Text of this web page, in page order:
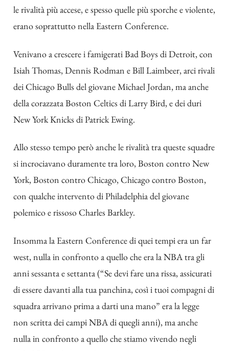
le rivalità più accese, e spesso quelle più sporche e violente,
erano soprattutto nella Eastern Conference.
Venivano a crescere i famigerati Bad Boys di Detroit, con
Isiah Thomas, Dennis Rodman e Bill Laimbeer, arci rivali
dei Chicago Bulls del giovane Michael Jordan, ma anche
della corazzata Boston Celtics di Larry Bird, e dei duri
New York Knicks di Patrick Ewing.
Allo stesso tempo però anche le rivalità tra queste squadre
si incrociavano duramente tra loro, Boston contro New
York, Boston contro Chicago, Chicago contro Boston,
con qualche intervento di Philadelphia del giovane
polemico e rissoso Charles Barkley.
Insomma la Eastern Conference di quei tempi era un far
west, nulla in confronto a quello che era la NBA tra gli
anni sessanta e settanta (“Se devi fare una rissa, assicurati
di essere davanti alla tua panchina, così i tuoi compagni di
squadra arrivano prima a darti una mano” era la legge
non scritta dei campi NBA di quegli anni), ma anche
nulla in confronto a quello che stiamo vivendo negli